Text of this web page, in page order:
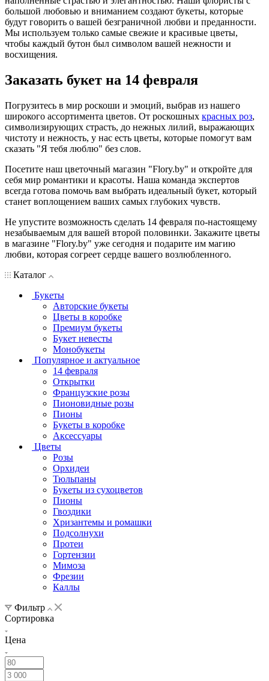
большой любовью и вниманием создают букеты, которые
будут говорить о вашей безграничной любви и преданности.
Мы используем только самые свежие и красивые цветы,
чтобы каждый бутон был символом вашей нежности и
восхищения.
Заказать букет на 14 февраля
Погрузитесь в мир роскоши и эмоций, выбрав из нашего
широкого ассортимента цветов. От роскошных красных роз,
символизирующих страсть, до нежных лилий, выражающих
чистоту и нежность, у нас есть цветы, которые помогут вам
сказать "Я тебя люблю" без слов.
Посетите наш цветочный магазин "Flory.by" и откройте для
себя мир романтики и красоты. Наша команда экспертов
всегда готова помочь вам выбрать идеальный букет, который
станет воплощением ваших самых глубоких чувств.
Не упустите возможность сделать 14 февраля по-настоящему
незабываемым для вашей второй половинки. Закажите цветы
в магазине "Flory.by" уже сегодня и подарите им магию
любви, которая согреет сердце вашего возлюбленного.
Каталог
Букеты
Авторские букеты
Цветы в коробке
Премиум букеты
Букет невесты
Монобукеты
Популярное и актуальное
14 февраля
Открытки
Французские розы
Пионовидные розы
Пионы
Букеты в коробке
Аксессуары
Цветы
Розы
Орхидеи
Тюльпаны
Букеты из сухоцветов
Пионы
Гвоздики
Хризантемы и ромашки
Подсолнухи
Протеи
Гортензии
Мимоза
Фрезии
Каллы
Фильтр
Сортировка
Цена